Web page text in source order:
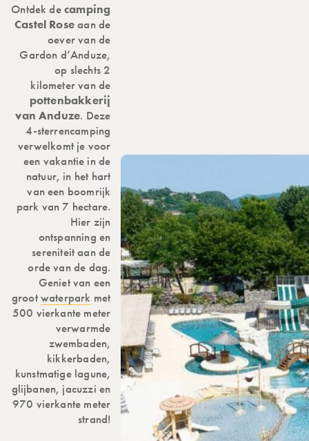
Ontdek decamping
Castel Roseaan de
oever van de
Gardon d’Anduze,
op slechts 2
kilometer van de
pottenbakkerij
van Anduze. Deze
4-sterrencamping
verwelkomt je voor
een vakantie in de
natuur, in het hart
van een boomrijk
park van 7 hectare.
Hier zijn
ontspanning en
sereniteit aan de
orde van de dag.
Geniet van een
grootwaterpark met
500 vierkante meter
verwarmde
zwembaden,
kikkerbaden,
kunstmatige lagune,
glijbanen, jacuzzi en
970 vierkante meter
strand!